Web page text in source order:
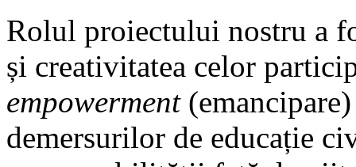
Rolul proiectului nostru a
și creativitatea celor
empowerment(emancipare)
demersurilor de educație